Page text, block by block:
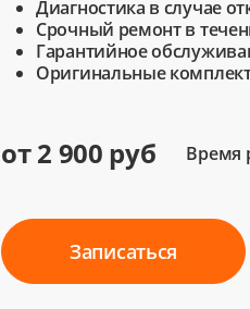
Диагностика в случае
Срочный ремонт в
Гарантийное
Оригинальные
от 2 900 руб Время
Записаться